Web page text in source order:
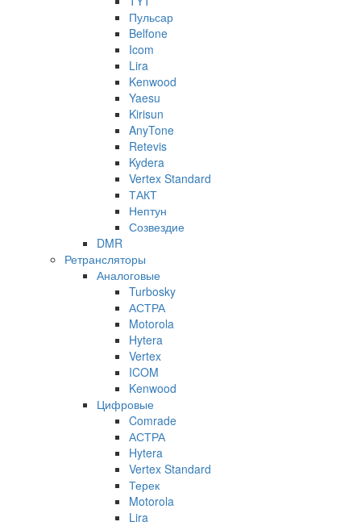
Пульсар
Belfone
Icom
Lira
Kenwood
Yaesu
Kirisun
AnyTone
Retevis
Kydera
Vertex Standard
ТАКТ
Нептун
Созвездие
DMR
Ретрансляторы
Аналоговые
Turbosky
АСТРА
Motorola
Hytera
Vertex
ICOM
Kenwood
Цифровые
Comrade
АСТРА
Hytera
Vertex Standard
Терек
Motorola
Lira